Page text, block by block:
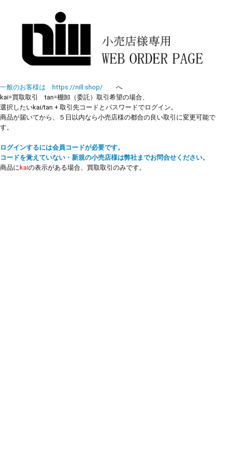
一般のお客様は https://nill.shop/ へ
kai=買取取引 tan=棚卸（委託）取引希望の場合、
選択したいkai/tan + 取引先コードとパスワードでログイン。
商品が届いてから、５日以内なら小売店様の都合の良い取引に変更可能で
す。
ログインするには会員コードが必要です。
コードを覚えていない・新規の小売店様は弊社までお問合せください。
商品にkaiの表示がある場合、買取取引のみです。